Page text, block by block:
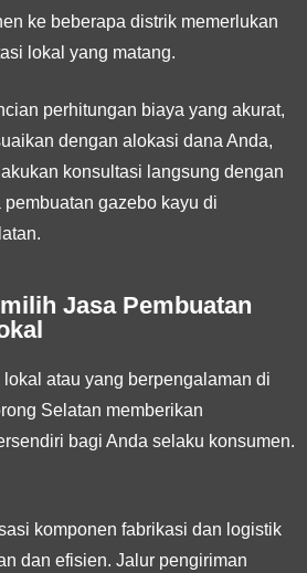
ke beberapa distrik memerlukan
lokal yang matang.
perhitungan biaya yang akurat,
dengan alokasi dana Anda,
konsultasi langsung dengan
gazebo kayu di
Jasa Pembuatan
atau yang berpengalaman di
Selatan memberikan
bagi Anda selaku konsumen.
komponen fabrikasi dan logistik
dan efisien. Jalur pengiriman